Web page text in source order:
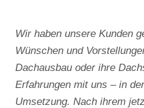
Wir haben unsere Kunden
Wünschen und
Dachausbau oder ihre
Erfahrungen mit uns – in
Umsetzung. Nach ihrem